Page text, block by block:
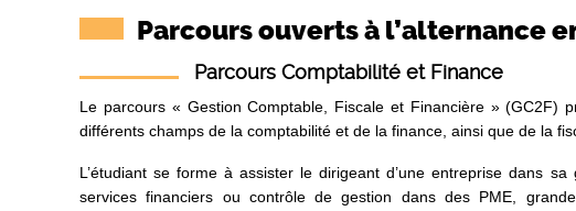
Parcours ouverts à l’alternance
Parcours Comptabilité et Finance
Le parcours « Gestion Comptable, Fiscale et Financière » (GC2F)
différents champs de la comptabilité et de la finance, ainsi que de la
L’étudiant se forme à assister le dirigeant d’une entreprise dans
services financiers ou contrôle de gestion dans des PME,